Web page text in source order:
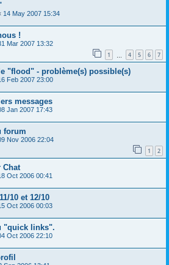
14 May 2007 15:34
!
Mar 2007 13:32
1 4 5 6 7
"flood" - problème(s) possible(s)
Feb 2007 23:00
messages
Jan 2007 17:43
forum
Nov 2006 22:04
1 2
Chat
Oct 2006 00:41
10 et 12/10
Oct 2006 00:03
"quick links".
Oct 2006 22:10